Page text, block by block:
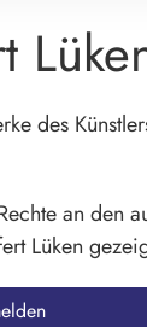
des
an den
Lüken